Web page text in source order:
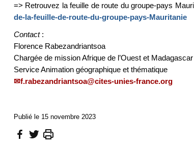
=> Retrouvez la feuille de route du groupe-pays
de-la-feuille-de-route-du-groupe-pays-Mauritanie
Contact:
Florence Rabezandriantsoa
Chargée de mission Afrique de l’Ouest et Madagascar
Service Animation géographique et thématique
f.rabezandriantsoa@cites-unies-france.org
Publié le 15 novembre 2023